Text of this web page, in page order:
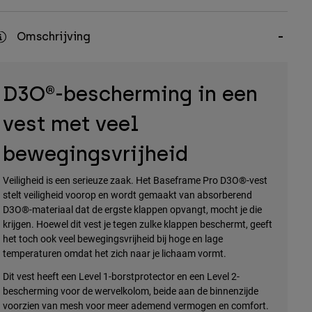
Omschrijving
D3O®-bescherming in een
vest met veel
bewegingsvrijheid
Veiligheid is een serieuze zaak. Het Baseframe Pro D3O®-vest
stelt veiligheid voorop en wordt gemaakt van absorberend
D3O®-materiaal dat de ergste klappen opvangt, mocht je die
krijgen. Hoewel dit vest je tegen zulke klappen beschermt, geeft
het toch ook veel bewegingsvrijheid bij hoge en lage
temperaturen omdat het zich naar je lichaam vormt.
Dit vest heeft een Level 1-borstprotector en een Level 2-
bescherming voor de wervelkolom, beide aan de binnenzijde
voorzien van mesh voor meer ademend vermogen en comfort.